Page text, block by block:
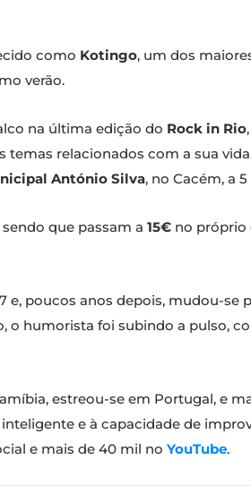
como Kotingo, um dos
verão.
na última edição do Rock in Rio
temas relacionados com a sua
António Silva, no Cacém, a
sendo que passam a 15€ no próprio
poucos anos depois, mudou-se
humorista foi subindo a pulso,
estreou-se em Portugal, e
e à capacidade de
e mais de 40 mil no YouTube.